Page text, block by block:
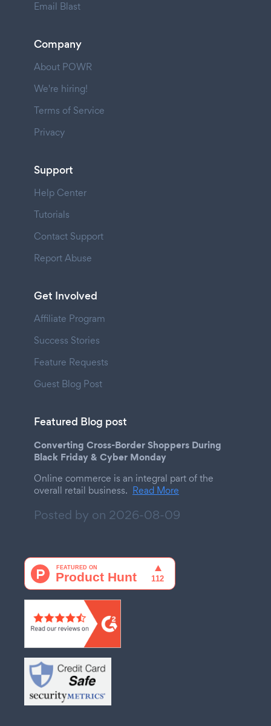
Email Blast
Company
About POWR
We're hiring!
Terms of Service
Privacy
Support
Help Center
Tutorials
Contact Support
Report Abuse
Get Involved
Affiliate Program
Success Stories
Feature Requests
Guest Blog Post
Featured Blog post
Converting Cross-Border Shoppers During
Black Friday & Cyber Monday
Online commerce is an integral part of the
overall retail business. Read More
Posted by on 2026-08-09